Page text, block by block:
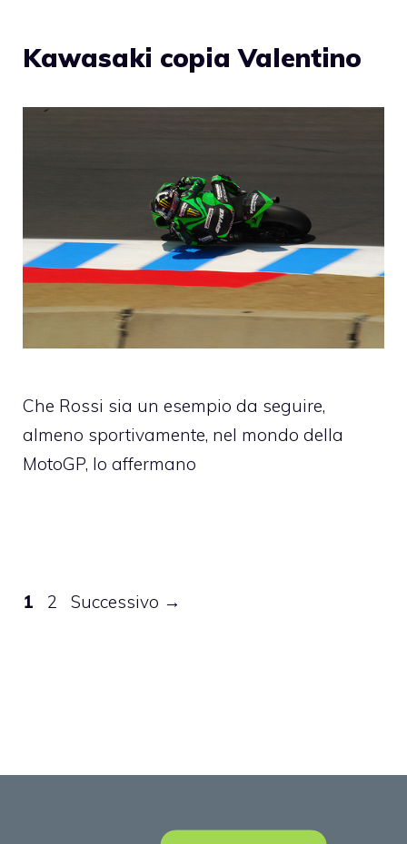
Kawasaki copia Valentino
Che Rossi sia un esempio da seguire,
almeno sportivamente, nel mondo della
MotoGP, lo affermano
Pagina
1 Pagina
2 Successivo →